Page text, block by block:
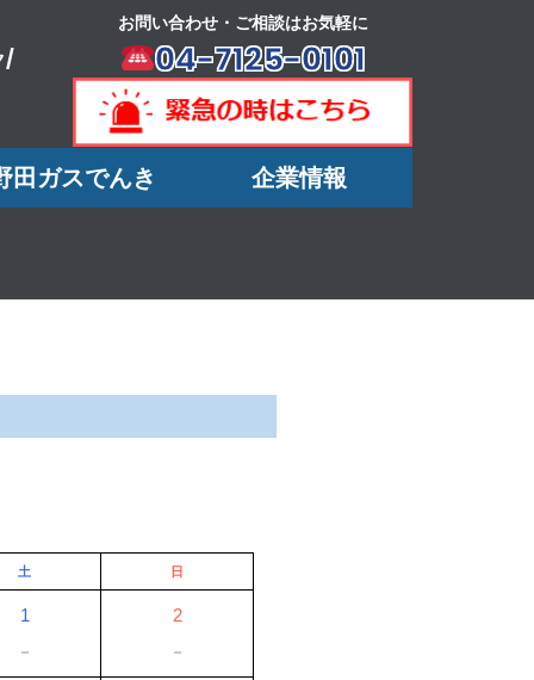
/
お問い合わせ・ご相談はお気軽に
04-7125-0101
田ガスでんき 企業情報
土 日
1
－
2
－